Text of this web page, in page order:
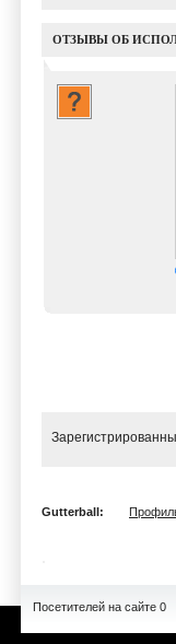
ОТЗЫВЫ ОБ
Gutterball:
Посетителей на сайте 0